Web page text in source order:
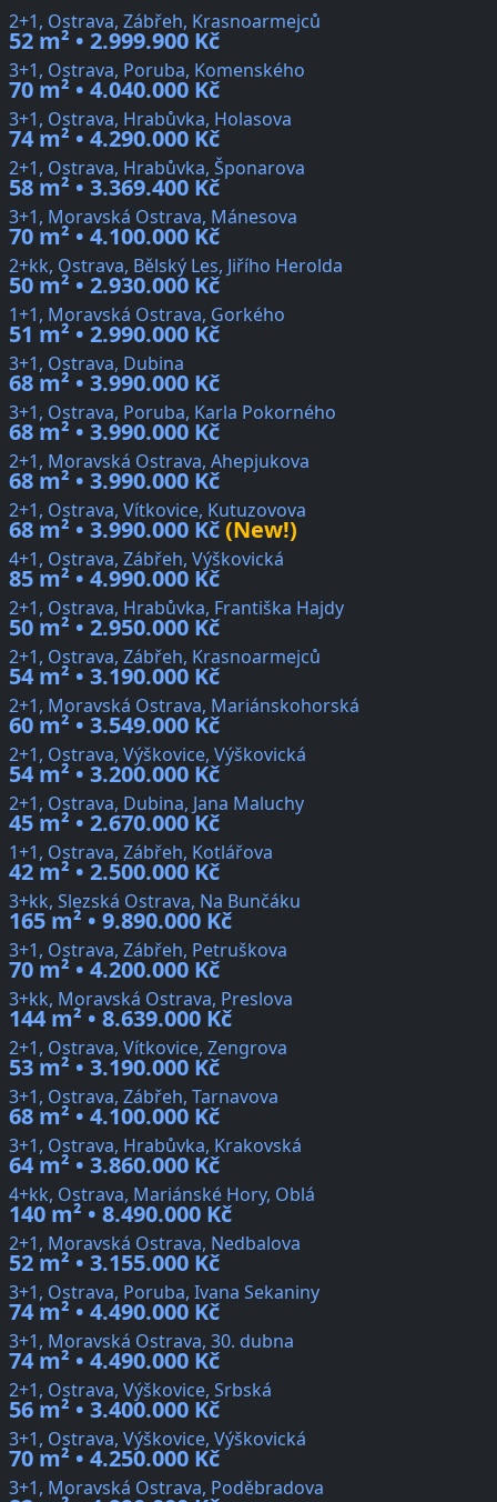
2+1, Ostrava, Zábřeh, Krasnoarmejců
52 m² • 2.999.900 Kč
3+1, Ostrava, Poruba, Komenského
70 m² • 4.040.000 Kč
3+1, Ostrava, Hrabůvka, Holasova
74 m² • 4.290.000 Kč
2+1, Ostrava, Hrabůvka, Šponarova
58 m² • 3.369.400 Kč
3+1, Moravská Ostrava, Mánesova
70 m² • 4.100.000 Kč
2+kk, Ostrava, Bělský Les, Jiřího Herolda
50 m² • 2.930.000 Kč
1+1, Moravská Ostrava, Gorkého
51 m² • 2.990.000 Kč
3+1, Ostrava, Dubina
68 m² • 3.990.000 Kč
3+1, Ostrava, Poruba, Karla Pokorného
68 m² • 3.990.000 Kč
2+1, Moravská Ostrava, Ahepjukova
68 m² • 3.990.000 Kč
2+1, Ostrava, Vítkovice, Kutuzovova
68 m² • 3.990.000 Kč(New!)
4+1, Ostrava, Zábřeh, Výškovická
85 m² • 4.990.000 Kč
2+1, Ostrava, Hrabůvka, Františka Hajdy
50 m² • 2.950.000 Kč
2+1, Ostrava, Zábřeh, Krasnoarmejců
54 m² • 3.190.000 Kč
2+1, Moravská Ostrava, Mariánskohorská
60 m² • 3.549.000 Kč
2+1, Ostrava, Výškovice, Výškovická
54 m² • 3.200.000 Kč
2+1, Ostrava, Dubina, Jana Maluchy
45 m² • 2.670.000 Kč
1+1, Ostrava, Zábřeh, Kotlářova
42 m² • 2.500.000 Kč
3+kk, Slezská Ostrava, Na Bunčáku
165 m² • 9.890.000 Kč
3+1, Ostrava, Zábřeh, Petruškova
70 m² • 4.200.000 Kč
3+kk, Moravská Ostrava, Preslova
144 m² • 8.639.000 Kč
2+1, Ostrava, Vítkovice, Zengrova
53 m² • 3.190.000 Kč
3+1, Ostrava, Zábřeh, Tarnavova
68 m² • 4.100.000 Kč
3+1, Ostrava, Hrabůvka, Krakovská
64 m² • 3.860.000 Kč
4+kk, Ostrava, Mariánské Hory, Oblá
140 m² • 8.490.000 Kč
2+1, Moravská Ostrava, Nedbalova
52 m² • 3.155.000 Kč
3+1, Ostrava, Poruba, Ivana Sekaniny
74 m² • 4.490.000 Kč
3+1, Moravská Ostrava, 30. dubna
74 m² • 4.490.000 Kč
2+1, Ostrava, Výškovice, Srbská
56 m² • 3.400.000 Kč
3+1, Ostrava, Výškovice, Výškovická
70 m² • 4.250.000 Kč
3+1, Moravská Ostrava, Poděbradova